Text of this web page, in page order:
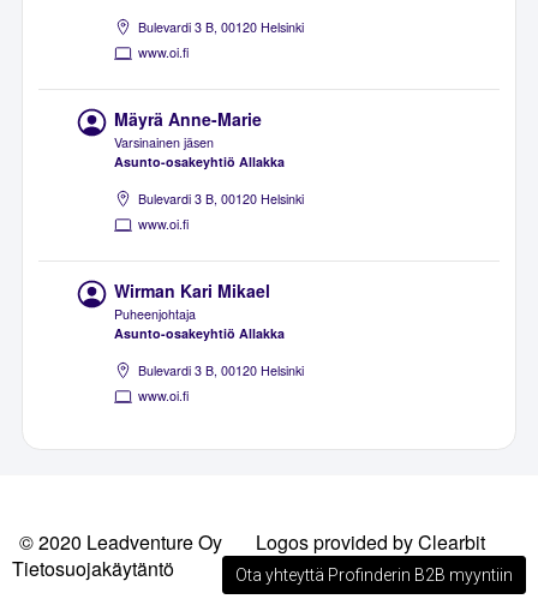
Bulevardi 3 B, 00120 Helsinki
www.oi.fi
Mäyrä Anne-Marie
Varsinainen jäsen
Asunto-osakeyhtiö Allakka
Bulevardi 3 B, 00120 Helsinki
www.oi.fi
Wirman Kari Mikael
Puheenjohtaja
Asunto-osakeyhtiö Allakka
Bulevardi 3 B, 00120 Helsinki
www.oi.fi
© 2020 Leadventure Oy
Logos provided by Clearbit
Tietosuojakäytäntö
Ota yhteyttä Profinderin B2B myyntiin